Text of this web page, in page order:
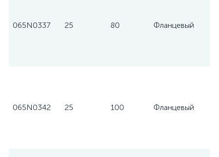
065N0337 25 80 Фланцевый
065N0342 25 100 Фланцевый